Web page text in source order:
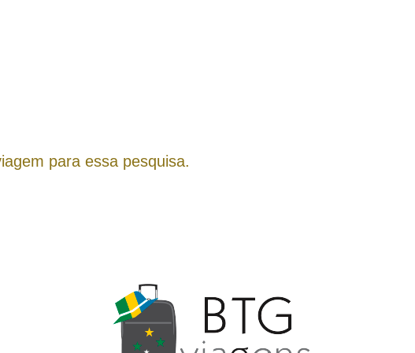
para essa pesquisa.